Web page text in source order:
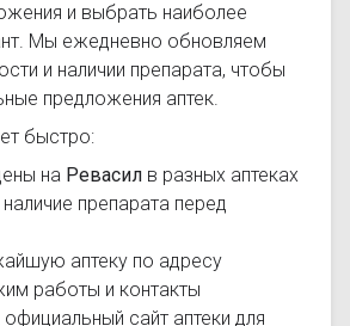
и выбрать наиболее
Мы ежедневно обновляем
и наличии препарата, чтобы
предложения аптек.
быстро:
на Ревасил в разных аптеках
препарата перед
аптеку по адресу
работы и контакты
официальный сайт аптеки для